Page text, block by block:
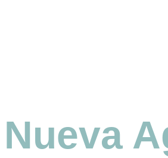
Nueva